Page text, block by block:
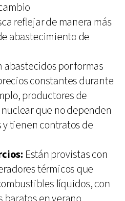
reflejar de manera más
abastecimiento de
abastecidos por formas
constantes durante
productores de
que no dependen
y tienen contratos de
Están provistas con
térmicos que
líquidos, con